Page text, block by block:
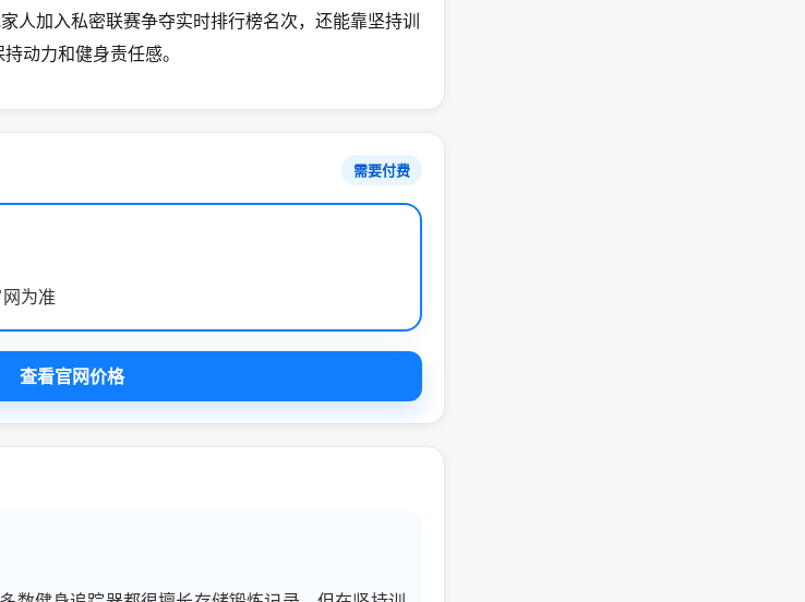
人加入私密联赛争夺实时排行榜名次，还能靠坚持训
动力和健身责任感。
需要付费
为准
查看官网价格